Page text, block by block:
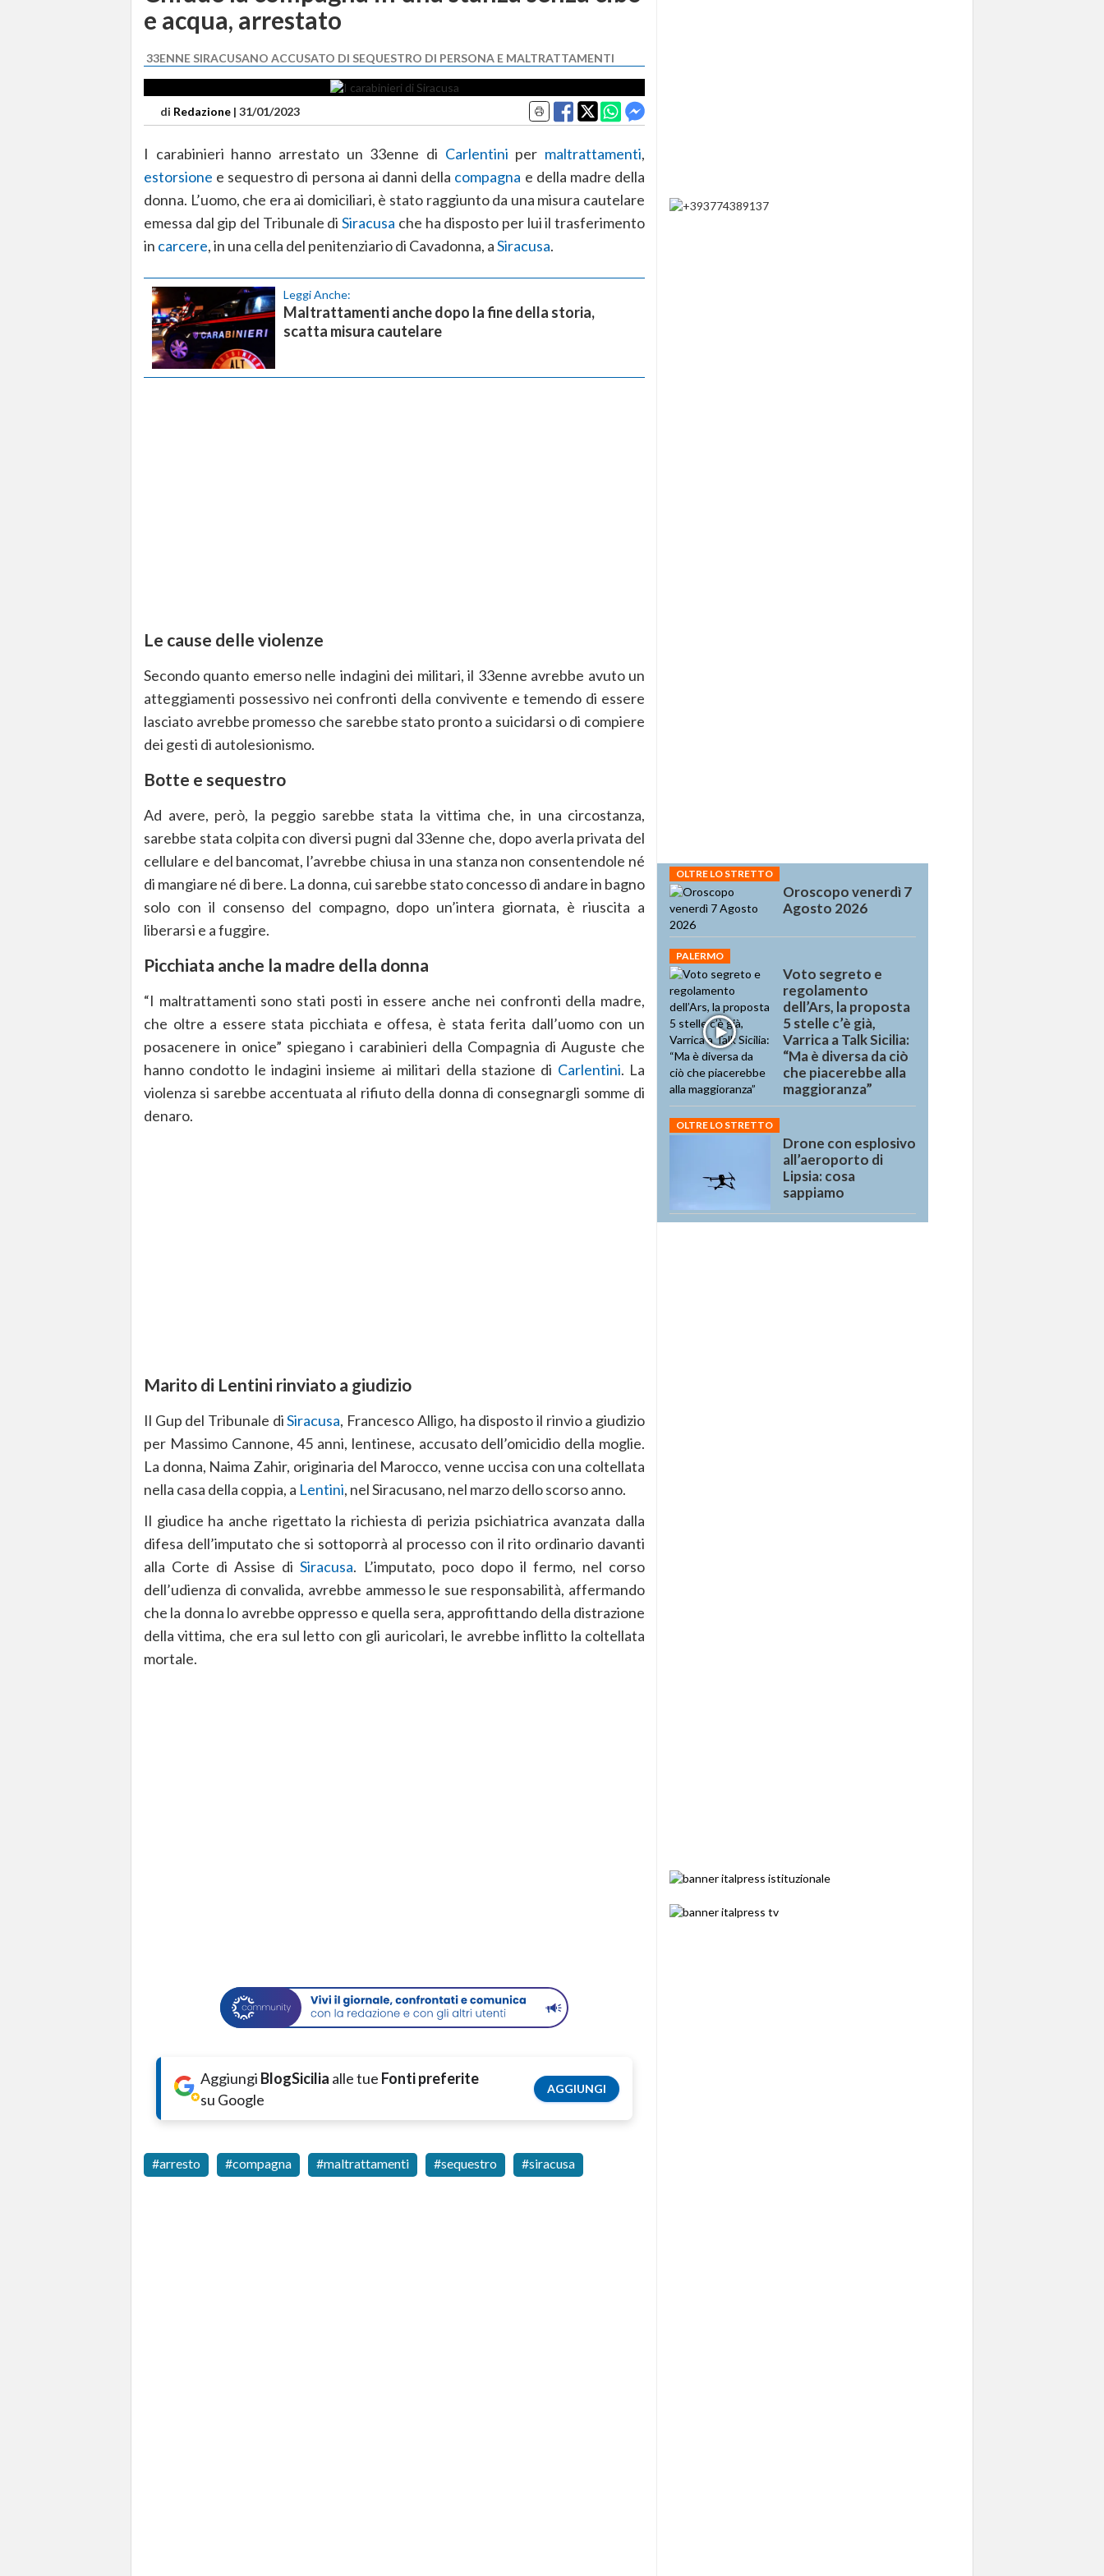
e acqua, arrestato
33ENNE SIRACUSANO ACCUSATO DI SEQUESTRO DI PERSONA E MALTRATTAMENTI
di Redazione | 31/01/2023
I carabinieri hanno arrestato un 33enne di Carlentini per maltrattamenti,
estorsione e sequestro di persona ai danni della compagna e della madre della
donna. L’uomo, che era ai domiciliari, è stato raggiunto da una misura cautelare
emessa dal gip del Tribunale diSiracusa che ha disposto per lui il trasferimento
in carcere, in una cella del penitenziario di Cavadonna, aSiracusa.
Leggi Anche:
Maltrattamenti anche dopo la fine della storia,
scatta misura cautelare
Le cause delle violenze
Secondo quanto emerso nelle indagini dei militari, il 33enne avrebbe avuto un
atteggiamenti possessivo nei confronti della convivente e temendo di essere
lasciato avrebbe promesso che sarebbe stato pronto a suicidarsi o di compiere
dei gesti di autolesionismo.
Botte e sequestro
Ad avere, però, la peggio sarebbe stata la vittima che, in una circostanza,
sarebbe stata colpita con diversi pugni dal 33enne che, dopo averla privata del
cellulare e del bancomat, l’avrebbe chiusa in una stanza non consentendole né
di mangiare né di bere. La donna, cui sarebbe stato concesso di andare in bagno
solo con il consenso del compagno, dopo un’intera giornata, è riuscita a
liberarsi e a fuggire.
Picchiata anche la madre della donna
“I maltrattamenti sono stati posti in essere anche nei confronti della madre,
che oltre a essere stata picchiata e offesa, è stata ferita dall’uomo con un
posacenere in onice” spiegano i carabinieri della Compagnia di Auguste che
hanno condotto le indagini insieme ai militari della stazione di Carlentini. La
violenza si sarebbe accentuata al rifiuto della donna di consegnargli somme di
denaro.
Marito di Lentini rinviato a giudizio
Il Gup del Tribunale diSiracusa, Francesco Alligo, ha disposto il rinvio a giudizio
per Massimo Cannone, 45 anni, lentinese, accusato dell’omicidio della moglie.
La donna, Naima Zahir, originaria del Marocco, venne uccisa con una coltellata
nella casa della coppia, a Lentini, nel Siracusano, nel marzo dello scorso anno.
Il giudice ha anche rigettato la richiesta di perizia psichiatrica avanzata dalla
difesa dell’imputato che si sottoporrà al processo con il rito ordinario davanti
alla Corte di Assise diSiracusa. L’imputato, poco dopo il fermo, nel corso
dell’udienza di convalida, avrebbe ammesso le sue responsabilità, affermando
che la donna lo avrebbe oppresso e quella sera, approfittando della distrazione
della vittima, che era sul letto con gli auricolari, le avrebbe inflitto la coltellata
mortale.
Aggiungi BlogSicilia alle tue Fonti preferite
su Google
AGGIUNGI
arresto compagna maltrattamenti sequestro siracusa
OLTRE LO STRETTO
Oroscopo venerdì 7
Agosto 2026
PALERMO
Voto segreto e
regolamento
dell’Ars, la proposta
5 stelle c’è già,
Varrica a Talk Sicilia:
“Ma è diversa da ciò
che piacerebbe alla
maggioranza”
OLTRE LO STRETTO
Drone con esplosivo
all’aeroporto di
Lipsia: cosa
sappiamo